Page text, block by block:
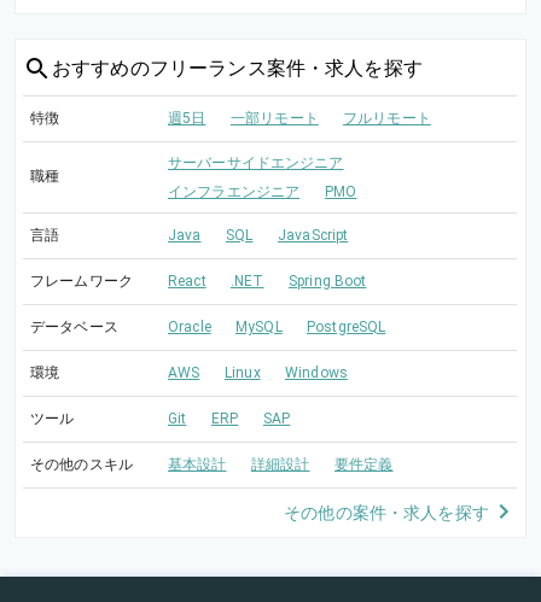
おすすめのフリーランス案件・求人を探す
特徴 週5日 一部リモート フルリモート
職種
サーバーサイドエンジニア
インフラエンジニア
PMO
言語 Java SQL JavaScript
フレームワーク React .NET Spring Boot
データベース Oracle MySQL PostgreSQL
環境 AWS Linux Windows
ツール Git ERP SAP
その他のスキル 基本設計 詳細設計 要件定義
その他の案件・求人を探す